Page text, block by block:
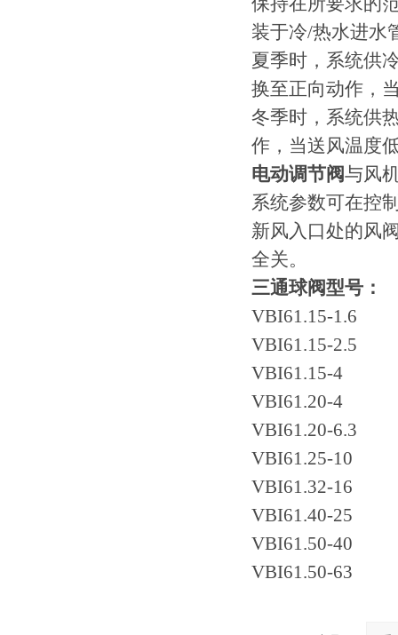
装于冷/热水进水
夏季时，系统供
换至正向动作，
冬季时，系统供
作，当送风温度
电动调节阀与风
系统参数可在控
新风入口处的风
全关。
三通球阀型号：
VBI61.15-1.6
VBI61.15-2.5
VBI61.15-4
VBI61.20-4
VBI61.20-6.3
VBI61.25-10
VBI61.32-16
VBI61.40-25
VBI61.50-40
VBI61.50-63